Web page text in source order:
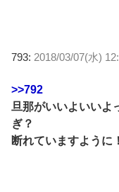
793: 2018/03/07(水)
>>792
旦那がいいよいいよ
ぎ？
断れていますように